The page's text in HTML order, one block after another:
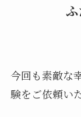
今回も素敵な
験をご依頼い